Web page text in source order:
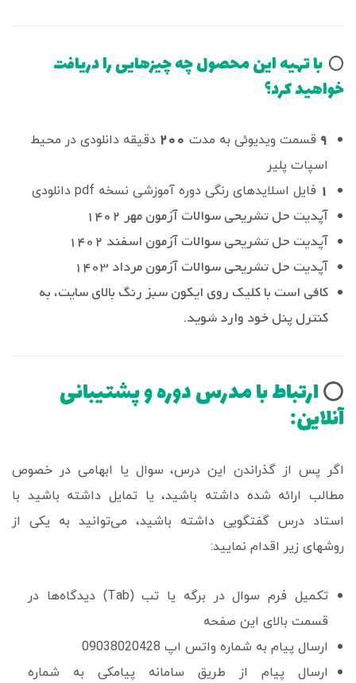
⭕️ با تهیه این محصول چه چیزهایی را دریافت
خواهید کرد؟
9 قسمت ویدیوئی به مدت 200 دقیقه دانلودی در محیط
اسپات پلیر
1 فایل اسلایدهای رنگی دوره آموزشی نسخه pdf دانلودی
آپدیت حل تشریحی سوالات آزمون مهر 1402
آپدیت حل تشریحی سوالات آزمون اسفند 1402
آپدیت حل تشریحی سوالات آزمون مرداد 1403
کافی است با کلیک روی ایکون سبز رنگ بالای سایت، به
کنترل پنل خود وارد شوید.
⭕️ارتباط با مدرس دوره و پشتیبانی
آنلاین:
اگر پس از گذراندن این درس، سوال یا ابهامی در خصوص
مطالب ارائه شده داشته باشید، یا تمایل داشته باشید با
استاد درس گفتگویی داشته باشید، می‌توانید به یکی از
روشهای زیر اقدام نمایید:
تکمیل فرم سوال در برگه یا تب (Tab) دیدگاه‌ها در
قسمت بالای این صفحه
ارسال پیام به شماره واتس اپ 09038020428
ارسال پیام از طریق سامانه پیامکی به شماره